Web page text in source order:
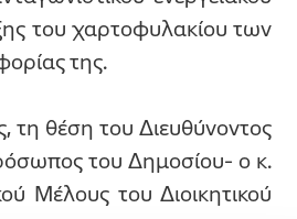
του χαρτοφυλακίου των
της.
τη θέση του Διευθύνοντος
του Δημοσίου- ο κ.
Μέλους του Διοικητικού